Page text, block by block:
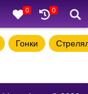
0 0
Гонки